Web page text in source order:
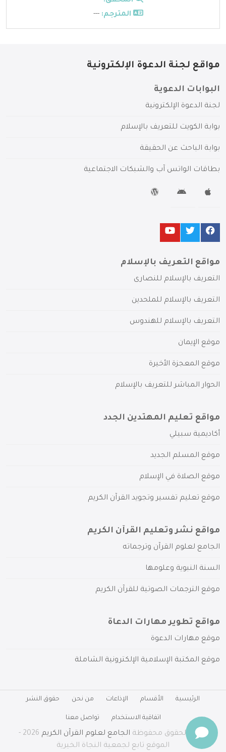
المترجم: ---
مواقع لجنة الدعوة الإلكترونية
البوابات الدعوية
لجنة الدعوة الإلكترونية
بوابة الكويت للتعريف بالإسلام
بوابة الباحث عن الحقيقة
بطاقات الواتس آب والشبكات الاجتماعية
مواقع التعريف بالإسلام
التعريف بالإسلام للنصارى
التعريف بالإسلام للملحدين
التعريف بالإسلام للهندوس
موقع الإيمان
موقع المعجزة الأخيرة
الحوار المباشر للتعريف بالإسلام
مواقع تعليم المهتدين الجدد
أكاديمية سبيلي
موقع المسلم الجديد
موقع الصلاة في الإسلام
موقع تعليم تفسير وتجويد القرآن الكريم
مواقع نشر وتعليم القرآن الكريم
الجامع لعلوم القرآن وترجماته
السنة النبوية وعلومها
موقع الترجمات الصوتية للقرآن الكريم
مواقع تطوير مهارات الدعاة
موقع مهارات الدعوة
موقع المكتبة الإسلامية الإلكترونية الشاملة
الرئيسية الأقسام الإذاعات من نحن حقوق النشر
اتفاقية الاستخدام تواصل معنا
جميع الحقوق محفوظة الجامع لعلوم القرآن الكريم
2026 -
الموقع تابع لجمعية النجاة الخيرية